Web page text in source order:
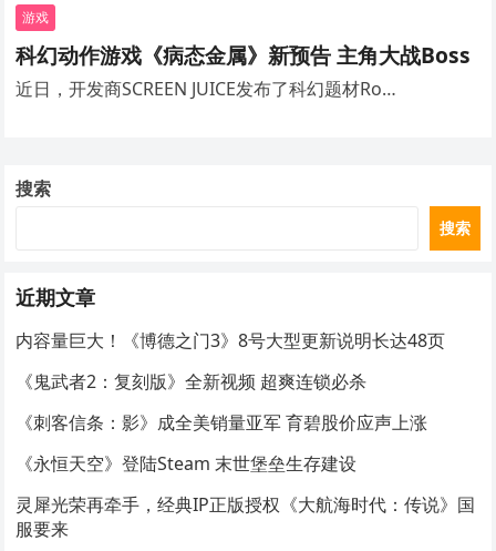
游戏
科幻动作游戏《病态金属》新预告 主角大战Boss
近日，开发商SCREEN JUICE发布了科幻题材Ro…
搜索
搜索
近期文章
内容量巨大！《博德之门3》8号大型更新说明长达48页
《鬼武者2：复刻版》全新视频 超爽连锁必杀
《刺客信条：影》成全美销量亚军 育碧股价应声上涨
《永恒天空》登陆Steam 末世堡垒生存建设
灵犀光荣再牵手，经典IP正版授权《大航海时代：传说》国
服要来